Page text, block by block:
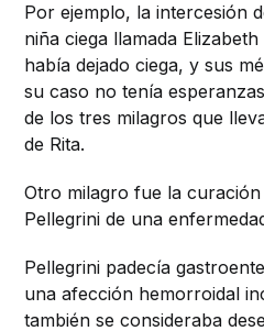
Por ejemplo, la intercesión
niña ciega llamada
había dejado ciega, y sus
su caso no tenía
de los tres milagros que
de Rita.
Otro milagro fue la curación
Pellegrini de una
Pellegrini padecía
una afección hemorroidal
también se consideraba